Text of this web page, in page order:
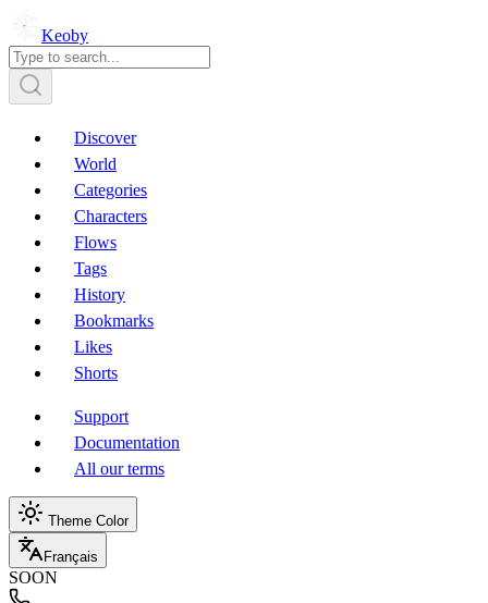
Keoby
Discover
World
Categories
Characters
Flows
Tags
History
Bookmarks
Likes
Shorts
Support
Documentation
All our terms
Theme Color
Français
SOON